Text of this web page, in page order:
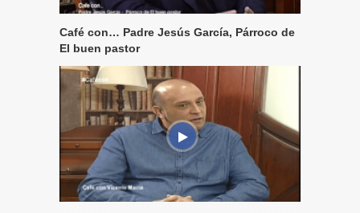
Café con… Padre Jesús García, Párroco de
El buen pastor